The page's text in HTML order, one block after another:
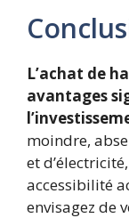
L’achat de
avantages
moindre,
et
accessibilité
envisagez de